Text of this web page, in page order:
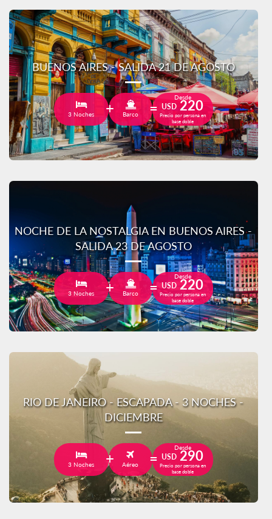
BUENOS AIRES - SALIDA 21 DE AGOSTO
3 Noches Barco
Desde
USD 220
Precio por persona en
base doble
NOCHE DE LA NOSTALGIA EN BUENOS AIRES -
SALIDA 23 DE AGOSTO
3 Noches Barco
Desde
USD 220
Precio por persona en
base doble
RIO DE JANEIRO - ESCAPADA - 3 NOCHES -
DICIEMBRE
3 Noches Aéreo
Desde
USD 290
Precio por persona en
base doble